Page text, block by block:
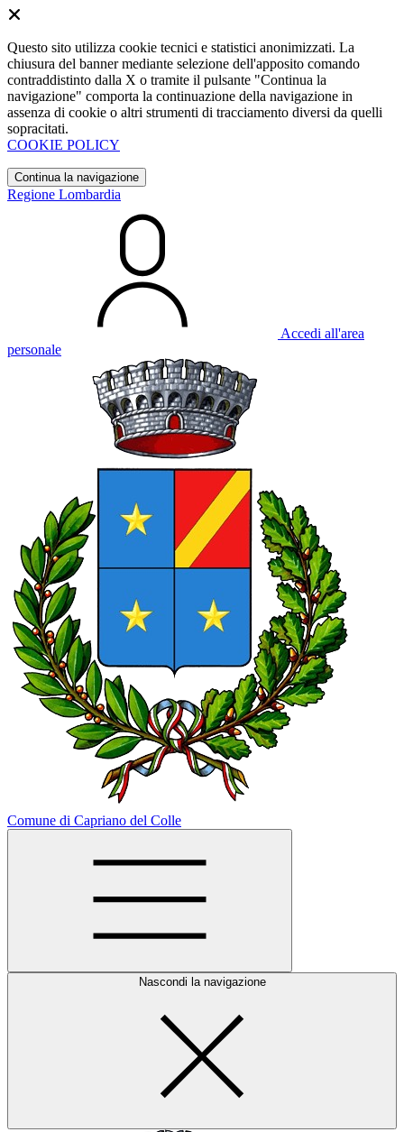
Questo sito utilizza cookie tecnici e statistici anonimizzati. La
chiusura del banner mediante selezione dell'apposito comando
contraddistinto dalla X o tramite il pulsante "Continua la
navigazione" comporta la continuazione della navigazione in
assenza di cookie o altri strumenti di tracciamento diversi da quelli
sopracitati.
COOKIE POLICY
Continua la navigazione
Regione Lombardia
Accedi all'area
personale
Comune di Capriano del Colle
Nascondi la navigazione